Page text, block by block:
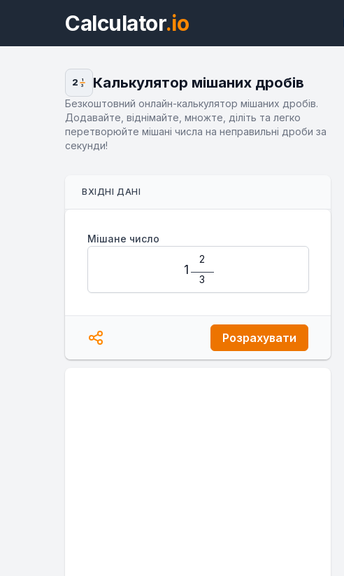
Calculator.io
2
1
3
Калькулятор мішаних дробів
Безкоштовний онлайн-калькулятор мішаних дробів.
Додавайте, віднімайте, множте, діліть та легко
перетворюйте мішані числа на неправильні дроби за
секунди!
ВХІДНІ ДАНІ
Мішане число
Розрахувати